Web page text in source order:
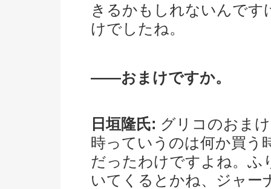
きるかもしれないんで
けでしたね。
――おまけですか。
日垣隆氏: グリコのおま
時っていうのは何か買う
だったわけですよね。ふ
いてくるとかね、ジャー